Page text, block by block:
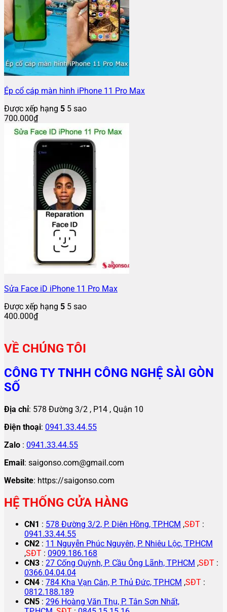
Ép cổ cáp màn hình iPhone 11 Pro Max
Được xếp hạng 5 5 sao
700.000₫
Sửa Face iD iPhone 11 Pro Max
Được xếp hạng 5 5 sao
400.000₫
VỀ CHÚNG TÔI
CÔNG TY TNHH CÔNG NGHỆ SÀI GÒN
SỐ
Địa chỉ: 578 Đường 3/2 , P14 , Quận 10
Điện thoại: 0941.33.44.55
Zalo : 0941.33.44.55
Email: saigonso.com@gmail.com
Website: https://saigonso.com
HỆ THỐNG CỬA HÀNG
CN1 : 578 Đường 3/2, P. Diên Hồng, TP.HCM ,SĐT :
0941.33.44.55
CN2 : 11 Nguyễn Phúc Nguyên, P. Nhiêu Lộc, TP.HCM
,SĐT : 0909.186.168
CN3 : 27 Cống Quỳnh, P. Cầu Ông Lãnh, TP.HCM ,SĐT :
0366.04.04.04
CN4 : 784 Kha Vạn Cân, P. Thủ Đức, TP.HCM ,SĐT :
0812.188.189
CN5 : 296 Hoàng Văn Thụ, P. Tân Sơn Nhất,